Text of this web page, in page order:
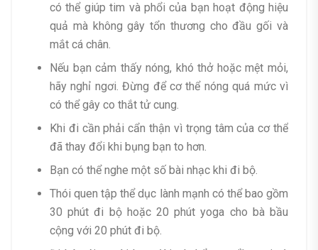
có thể giúp tim và phổi của bạn hoạt động hiệu
quả mà không gây tổn thương cho đầu gối và
mắt cá chân.
Nếu bạn cảm thấy nóng, khó thở hoặc mệt mỏi,
hãy nghỉ ngơi. Đừng để cơ thể nóng quá mức vì
có thể gây co thắt tử cung.
Khi đi cần phải cẩn thận vì trọng tâm của cơ thể
đã thay đổi khi bụng bạn to hơn.
Bạn có thể nghe một số bài nhạc khi đi bộ.
Thói quen tập thể dục lành mạnh có thể bao gồm
30 phút đi bộ hoặc 20 phút yoga cho bà bầu
cộng với 20 phút đi bộ.